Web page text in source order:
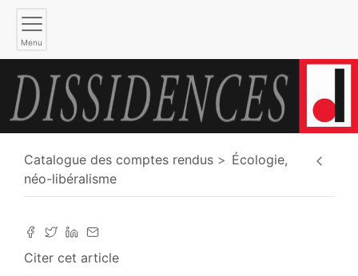
Menu
Catalogue des comptes rendus
Écologie,
néo-libéralisme
Citer cet article